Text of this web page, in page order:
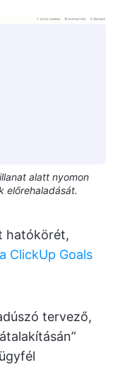
alatt nyomon
előrehaladását.
hatókörét,
a ClickUp Goals
tervező,